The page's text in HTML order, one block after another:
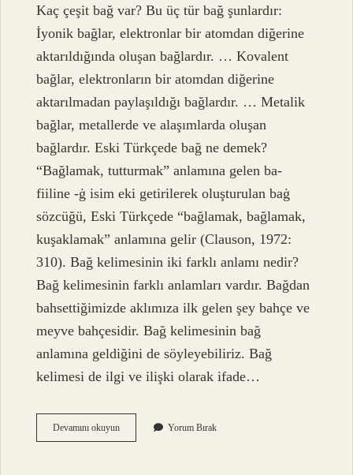
Kaç çeşit bağ var? Bu üç tür bağ şunlardır:
İyonik bağlar, elektronlar bir atomdan diğerine
aktarıldığında oluşan bağlardır. … Kovalent
bağlar, elektronların bir atomdan diğerine
aktarılmadan paylaşıldığı bağlardır. … Metalik
bağlar, metallerde ve alaşımlarda oluşan
bağlardır. Eski Türkçede bağ ne demek?
“Bağlamak, tutturmak” anlamına gelen ba-
fiiline -ġ isim eki getirilerek oluşturulan baġ
sözcüğü, Eski Türkçede “bağlamak, bağlamak,
kuşaklamak” anlamına gelir (Clauson, 1972:
310). Bağ kelimesinin iki farklı anlamı nedir?
Bağ kelimesinin farklı anlamları vardır. Bağdan
bahsettiğimizde aklımıza ilk gelen şey bahçe ve
meyve bahçesidir. Bağ kelimesinin bağ
anlamına geldiğini de söyleyebiliriz. Bağ
kelimesi de ilgi ve ilişki olarak ifade…
Devamını okuyunBağ
Nereye
Yorum Bırak